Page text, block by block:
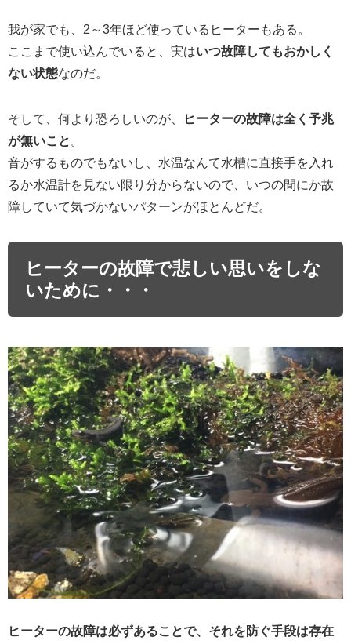
我が家でも、2～3年ほど使っているヒーターもある。
ここまで使い込んでいると、実はいつ故障してもおかしく
ない状態なのだ。
そして、何より恐ろしいのが、
ヒーターの故障は全く予兆
が無いこと 。
音がするものでもないし、水温なんて水槽に直接手を入れ
るか水温計を見ない限り分からないので、いつの間にか故
障していて気づかないパターンがほとんどだ。
ヒーターの故障で悲しい思いをしな
いために・・・
ヒーターの故障は必ずあることで、それを防ぐ手段は存在